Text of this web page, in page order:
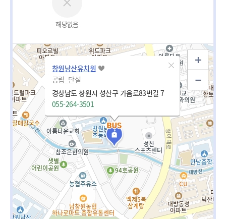
해당없음
창원남산유치원
공립_단설
경상남도 창원시 성산구 가음로83번길 7
055-264-3501